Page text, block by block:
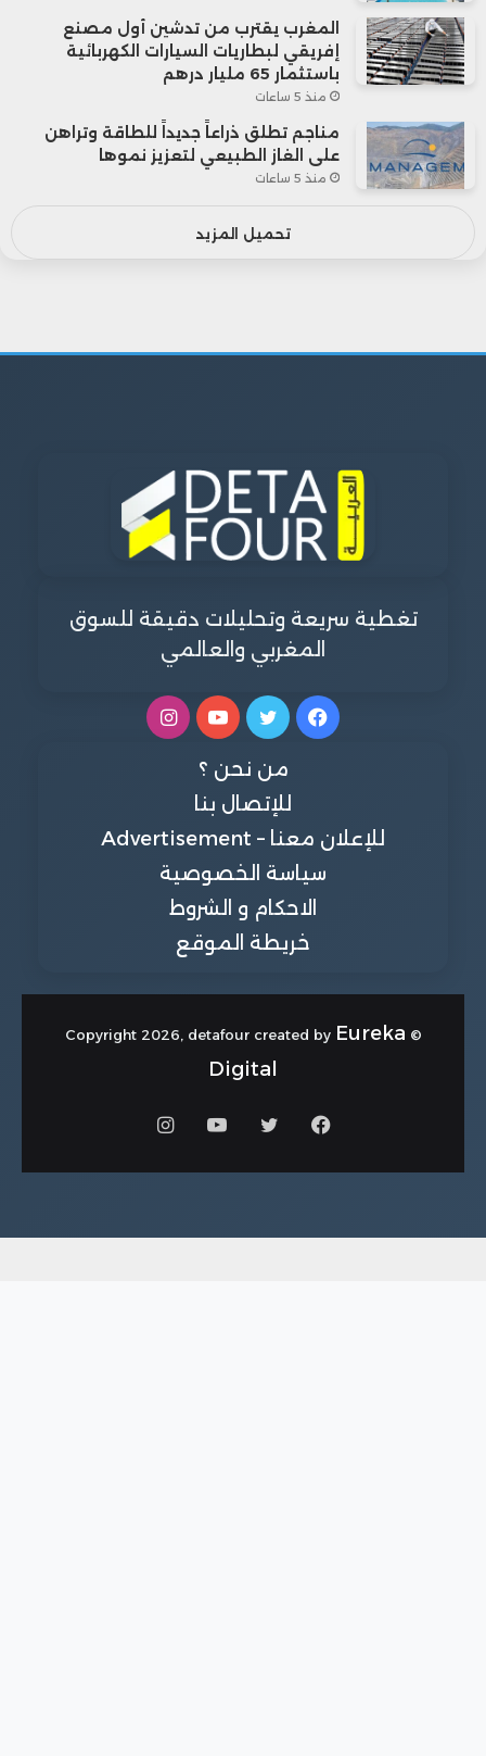
المغرب يقترب من تدشين أول مصنع
إفريقي لبطاريات السيارات الكهربائية
باستثمار 65 مليار درهم
منذ 5 ساعات
مناجم تطلق ذراعاً جديداً للطاقة وتراهن
على الغاز الطبيعي لتعزيز نموها
منذ 5 ساعات
تحميل المزيد
تغطية سريعة وتحليلات دقيقة للسوق
المغربي والعالمي
فيسبوكتويتر يوتيوبانستقرام
من نحن ؟
للإتصال بنا
للإعلان معنا – Advertisement
سياسة الخصوصية
الاحكام و الشروط
خريطة الموقع
© Copyright 2026, detafour created by
Eureka
Digital
فيسبوكتويتر يوتيوبانستقرام